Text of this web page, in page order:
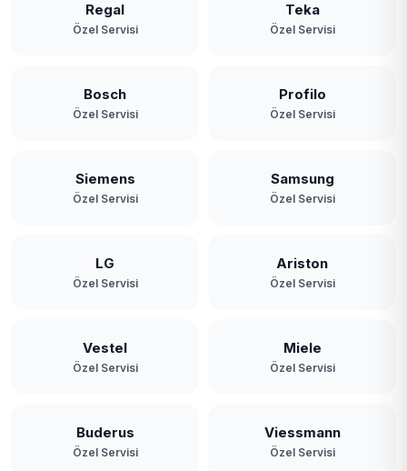
Regal
Özel Servisi
Teka
Özel Servisi
Bosch
Özel Servisi
Profilo
Özel Servisi
Siemens
Özel Servisi
Samsung
Özel Servisi
LG
Özel Servisi
Ariston
Özel Servisi
Vestel
Özel Servisi
Miele
Özel Servisi
Buderus
Özel Servisi
Viessmann
Özel Servisi